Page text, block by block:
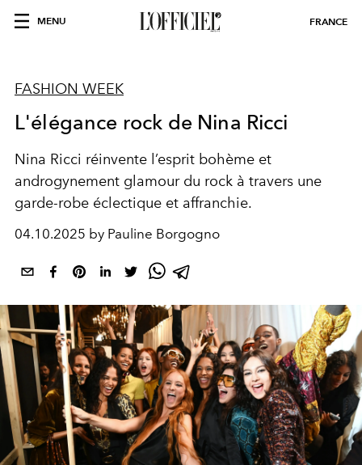
MENU FRANCE
FASHION WEEK
L'élégance rock de Nina Ricci
Nina Ricci réinvente l’esprit bohème et
androgynement glamour du rock à travers une
garde-robe éclectique et affranchie.
04.10.2025 by Pauline Borgogno